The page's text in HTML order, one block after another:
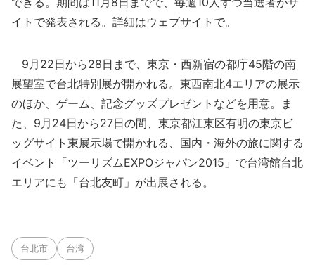
イトで発表される。詳細はウェブサイトで。
9月22日から28日まで、東京・西新宿の都庁45階の南
展望室で台北特別展が開かれる。東西南北4エリアの展示
のほか、ゲーム、記念グッズプレゼントなどを用意。ま
た、9月24日から27日の間、東京都江東区有明の東京ビ
ッグサイト東展示場で開かれる、国内・海外の旅に関する
イベント「ツーリズムEXPOジャパン2015」で台湾館台北
エリアにも「台北友町」が出展される。
台北市 台湾